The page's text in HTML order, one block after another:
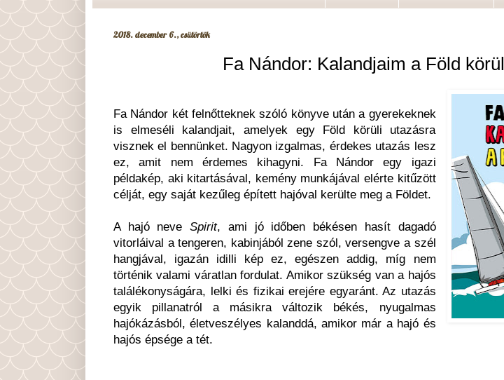
2018. december 6., csütörtök
Fa Nándor: Kalandjaim a Föld körül
Fa Nándor két felnőtteknek szóló könyve után a gyerekeknek
is elmeséli kalandjait, amelyek egy Föld körüli utazásra
visznek el bennünket. Nagyon izgalmas, érdekes utazás lesz
ez, amit nem érdemes kihagyni. Fa Nándor egy igazi
példakép, aki kitartásával, kemény munkájával elérte kitűzött
célját, egy saját kezűleg épített hajóval kerülte meg a Földet.
A hajó neveSpirit, ami jó időben békésen hasít dagadó
vitorláival a tengeren, kabinjából zene szól, versengve a szél
hangjával, igazán idilli kép ez, egészen addig, míg nem
történik valami váratlan fordulat. Amikor szükség van a hajós
találékonyságára, lelki és fizikai erejére egyaránt. Az utazás
egyik pillanatról a másikra változik békés, nyugalmas
hajókázásból, életveszélyes kalanddá, amikor már a hajó és
hajós épsége a tét.